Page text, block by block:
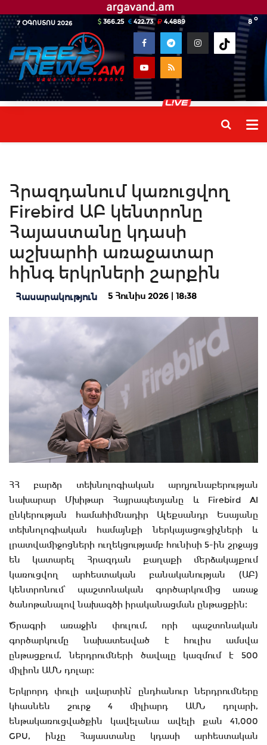
7 ՕԳՈՍՏՈՍ 2026 8 o
366.25 422.73 4.4889
Հրազդանում կառուցվող
Firebird ԱԲ կենտրոնը
Հայաստանը կդասի
աշխարհի առաջատար
հինգ երկրների շարքին
Հասարակություն 5 Հունիս 2026 | 18:38
ՀՀ բարձր տեխնոլոգիական արդյունաբերության
նախարար Մխիթար Հայրապետյանը և Firebird AI
ընկերության համահիմնադիր Ալեքսանդր Եսայանը
տեխնոլոգիական համայնքի ներկայացուցիչների և
լրատվամիջոցների ուղեկցությամբ հունիսի 5-ին շրջայց
են կատարել Հրազդան քաղաքի մերձակայքում
կառուցվող արհեստական բանականության (ԱԲ)
կենտրոնում՝ պաշտոնական գործարկումից առաջ
ծանոթանալով նախագծի իրականացման ընթացքին։
Ծրագրի առաջին փուլում, որի պաշտոնական
գործարկումը նախատեսված է հուլիս ամսվա
ընթացքում, ներդրումների ծավալը կազմում է 500
միլիոն ԱՄՆ դոլար։
Երկրորդ փուլի ավարտին՝ ընդհանուր ներդրումները
կհասնեն շուրջ 4 միլիարդ ԱՄՆ դոլարի,
ենթակառուցվածքին կավելանա ավելի քան 41,000
GPU, ինչը Հայաստանը կդասի արհեստական